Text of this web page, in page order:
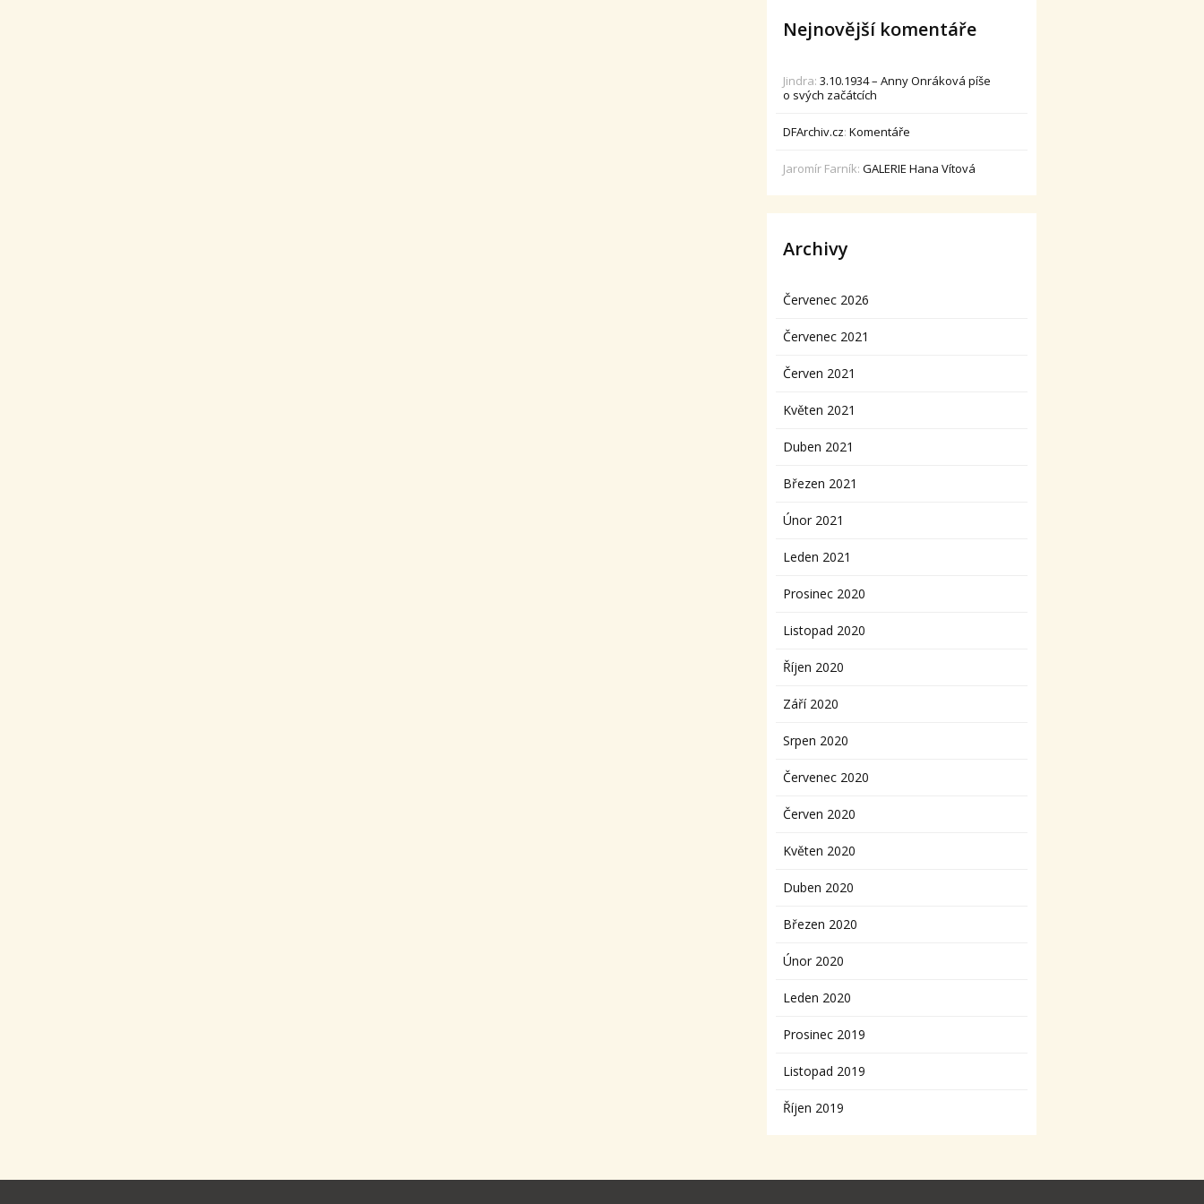
Nejnovější komentáře
Jindra:3.10.1934 – Anny Onráková píše
o svých začátcích
DFArchiv.cz:Komentáře
Jaromír Farník:GALERIE Hana Vítová
Archivy
Červenec 2026
Červenec 2021
Červen 2021
Květen 2021
Duben 2021
Březen 2021
Únor 2021
Leden 2021
Prosinec 2020
Listopad 2020
Říjen 2020
Září 2020
Srpen 2020
Červenec 2020
Červen 2020
Květen 2020
Duben 2020
Březen 2020
Únor 2020
Leden 2020
Prosinec 2019
Listopad 2019
Říjen 2019